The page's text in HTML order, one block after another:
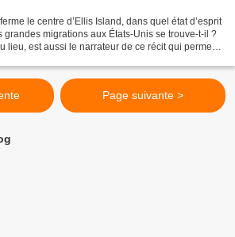
le centre d’Ellis Island, dans quel état d’esprit
grandes migrations aux États-Unis se trouve-t-il ?
lieu, est aussi le narrateur de ce récit qui permet à
Page suivante >